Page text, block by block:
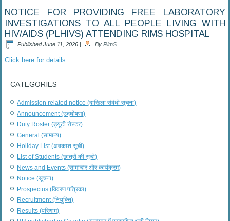
NOTICE FOR PROVIDING FREE LABORATORY
INVESTIGATIONS TO ALL PEOPLE LIVING WITH
HIV/AIDS (PLHIVS) ATTENDING RIMS HOSPITAL
Published June 11, 2026 | By RimS
Click here for details
CATEGORIES
Admission related notice (दाखिला संबंधी सूचना)
Announcement (उद्घोषणा)
Duty Roster (ड्यूटी रोस्टर)
General (सामान्य)
Holiday List (अवकाश सूची)
List of Students (छात्रों की सूची)
News and Events (सामाचार और कार्यक्रम)
Notice (सूचना)
Prospectus (विवरण पत्रिका)
Recruitment (नियुक्ति)
Results (परिणाम)